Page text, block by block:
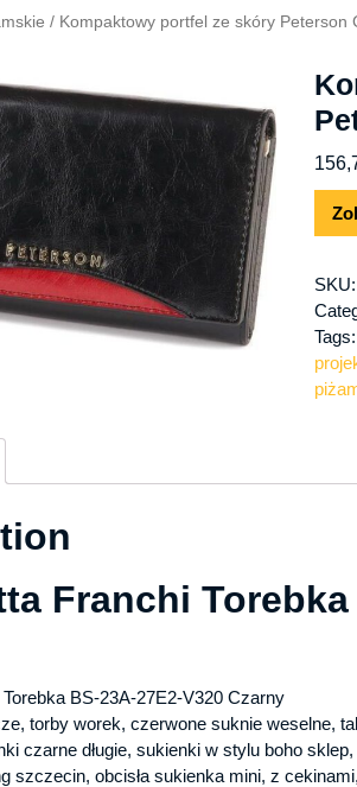
/ Kompaktowy portfel ze skóry Peterson
SKU:
Tags:
Franchi Torebka
BS-23A-27E2-V320 Czarny
torby worek, czerwone suknie weselne,
czarne długie, sukienki w stylu boho
szczecin, obcisła sukienka mini, z